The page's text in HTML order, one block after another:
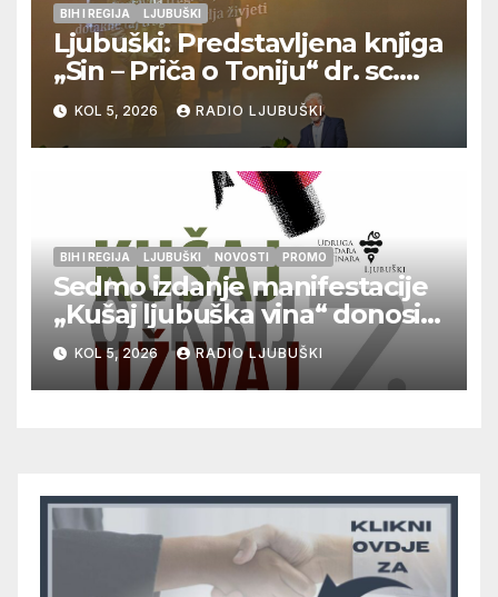
BIH I REGIJA LJUBUŠKI
Ljubuški: Predstavljena knjiga
„Sin – Priča o Toniju“ dr. sc.
Zdenka Hercega
KOL 5, 2026 RADIO LJUBUŠKI
BIH I REGIJA LJUBUŠKI NOVOSTI PROMO
Sedmo izdanje manifestacije
„Kušaj ljubuška vina“ donosi
vrhunska vina, gastronomiju i
glazbu
KOL 5, 2026 RADIO LJUBUŠKI